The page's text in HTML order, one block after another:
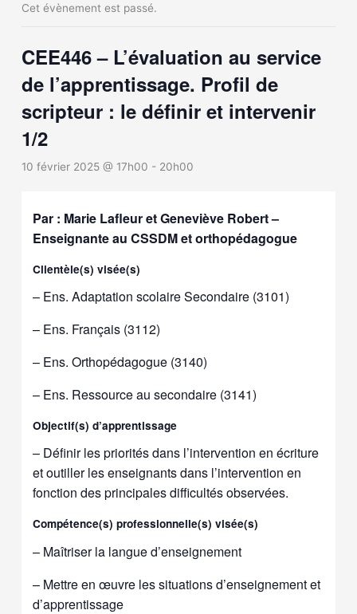
Cet évènement est passé.
CEE446 – L’évaluation au service
de l’apprentissage. Profil de
scripteur : le définir et intervenir
1/2
10 février 2025 @ 17h00 - 20h00
Par : Marie Lafleur et Geneviève Robert –
Enseignante au CSSDM et orthopédagogue
Clientèle(s) visée(s)
– Ens. Adaptation scolaire Secondaire (3101)
– Ens. Français (3112)
– Ens. Orthopédagogue (3140)
– Ens. Ressource au secondaire (3141)
Objectif(s) d’apprentissage
– Définir les priorités dans l’intervention en écriture
et outiller les enseignants dans l’intervention en
fonction des principales difficultés observées.
Compétence(s) professionnelle(s) visée(s)
– Maîtriser la langue d’enseignement
– Mettre en œuvre les situations d’enseignement et
d’apprentissage